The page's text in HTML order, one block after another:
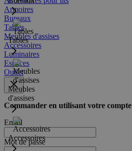
Tables
Meubles
d'assises
Accessoires
Armoires
Bureaux
Tables
Meubles d'assises
Accessoires
Luminaires
Espaces
Outlet
Commander en utilisant votre compte
Email
Mot de passe